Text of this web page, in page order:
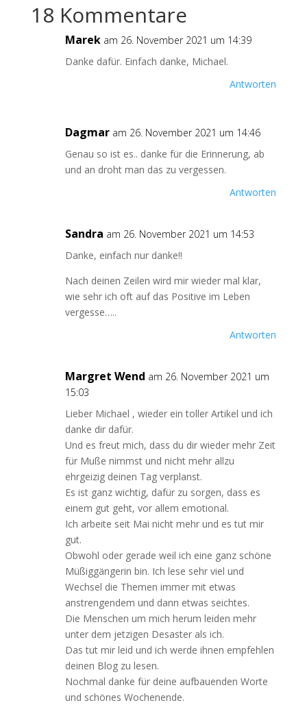
18 Kommentare
Marek am 26. November 2021 um 14:39
Danke dafür. Einfach danke, Michael.
Antworten
Dagmar am 26. November 2021 um 14:46
Genau so ist es.. danke für die Erinnerung, ab
und an droht man das zu vergessen.
Antworten
Sandra am 26. November 2021 um 14:53
Danke, einfach nur danke!!
Nach deinen Zeilen wird mir wieder mal klar,
wie sehr ich oft auf das Positive im Leben
vergesse…..
Antworten
Margret Wend am 26. November 2021 um
15:03
Lieber Michael , wieder ein toller Artikel und ich
danke dir dafür.
Und es freut mich, dass du dir wieder mehr Zeit
für Muße nimmst und nicht mehr allzu
ehrgeizig deinen Tag verplanst.
Es ist ganz wichtig, dafür zu sorgen, dass es
einem gut geht, vor allem emotional.
Ich arbeite seit Mai nicht mehr und es tut mir
gut.
Obwohl oder gerade weil ich eine ganz schöne
Müßiggängerin bin. Ich lese sehr viel und
Wechsel die Themen immer mit etwas
anstrengendem und dann etwas seichtes.
Die Menschen um mich herum leiden mehr
unter dem jetzigen Desaster als ich.
Das tut mir leid und ich werde ihnen empfehlen
deinen Blog zu lesen.
Nochmal danke für deine aufbauenden Worte
und schönes Wochenende.